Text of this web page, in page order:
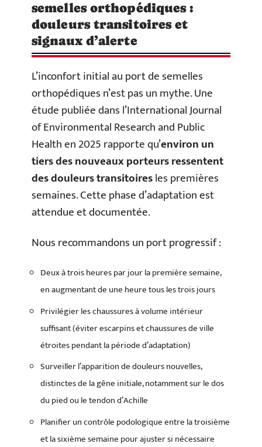
semelles orthopédiques :
douleurs transitoires et
signaux d’alerte
L’inconfort initial au port de semelles
orthopédiques n’est pas un mythe. Une
étude publiée dans l’International Journal
of Environmental Research and Public
Health en 2025 rapporte qu’environ un
tiers des nouveaux porteurs ressentent
des douleurs transitoiresles premières
semaines. Cette phase d’adaptation est
attendue et documentée.
Nous recommandons un port progressif :
Deux à trois heures par jour la première semaine,
en augmentant de une heure tous les trois jours
Privilégier les chaussures à volume intérieur
suffisant (éviter escarpins et chaussures de ville
étroites pendant la période d’adaptation)
Surveiller l’apparition de douleurs nouvelles,
distinctes de la gêne initiale, notamment sur le dos
du pied ou le tendon d’Achille
Planifier un contrôle podologique entre la troisième
et la sixième semaine pour ajuster si nécessaire